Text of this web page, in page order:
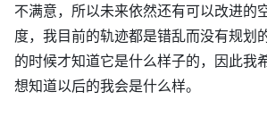
不满意，所以未来依然还有可以改进的
度，我目前的轨迹都是错乱而没有规划
的时候才知道它是什么样子的，因此我
想知道以后的我会是什么样。